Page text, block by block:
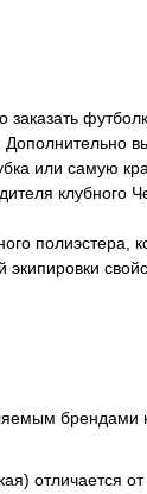
или самую
клубного
полиэстера,
брендами
отличается от